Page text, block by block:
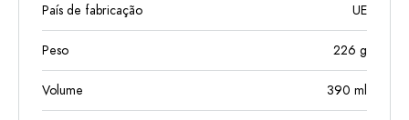
País de fabricação UE
Peso 226 g
Volume 390 ml